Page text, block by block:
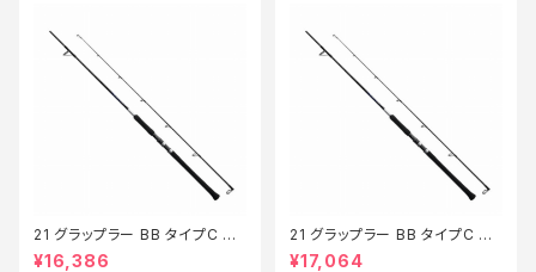
21 グラップラー BB タイプC S7
10ML【特価ロッド】【20】
¥16,386
21 グラップラー BB タイプC S8
0M【特価ロッド】【20】
¥17,064